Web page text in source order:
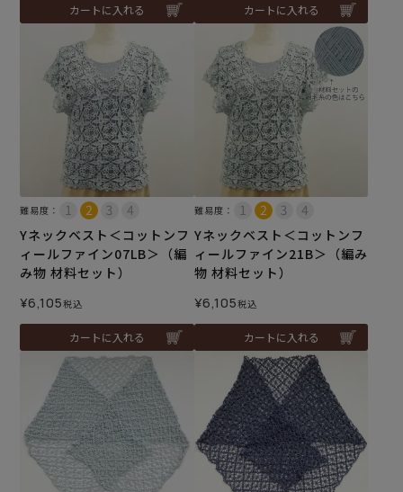
カートに入れる カートに入れる
難易度：
Yネックベスト＜コットンフ
ィールファイン07LB＞（編
み物 材料セット）
¥6,105税込
カートに入れる
難易度：
Yネックベスト＜コットンフ
ィールファイン21B＞（編み
物 材料セット）
¥6,105税込
カートに入れる